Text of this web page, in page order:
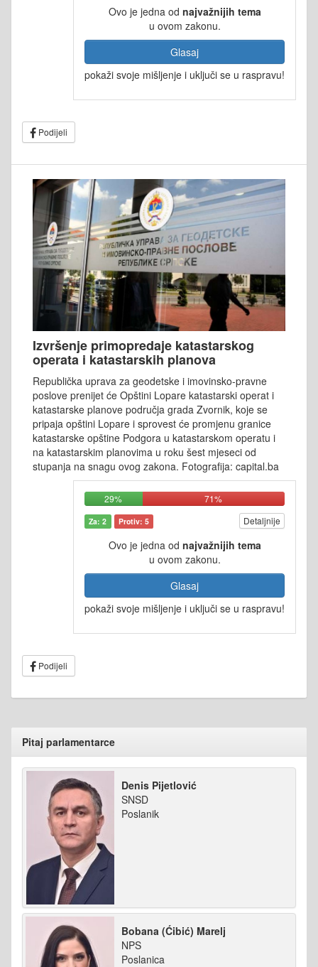
Ovo je jedna od najvažnijih tema
u ovom zakonu.
Glasaj
pokaži svoje mišljenje i uključi se u raspravu!
Podijeli
Izvršenje primopredaje katastarskog
operata i katastarskih planova
Republička uprava za geodetske i imovinsko-pravne
poslove prenijet će Opštini Lopare katastarski operat i
katastarske planove područja grada Zvornik, koje se
pripaja opštini Lopare i sprovest će promjenu granice
katastarske opštine Podgora u katastarskom operatu i
na katastarskim planovima u roku šest mjeseci od
stupanja na snagu ovog zakona. Fotografija: capital.ba
29% 71%
Za: 2 Protiv: 5 Detaljnije
Ovo je jedna od najvažnijih tema
u ovom zakonu.
Glasaj
pokaži svoje mišljenje i uključi se u raspravu!
Podijeli
Pitaj parlamentarce
Denis Pijetlović
SNSD
Poslanik
Bobana (Ćibić) Marelj
NPS
Poslanica